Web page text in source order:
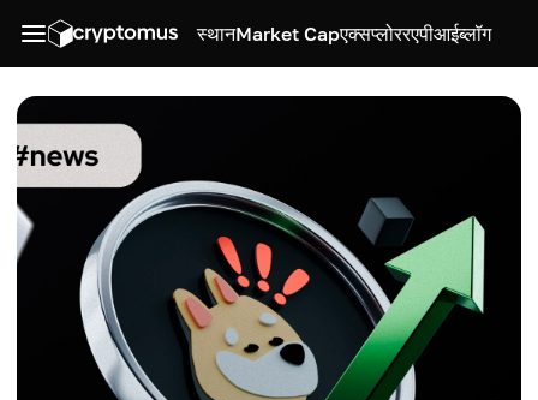
स्थानMarket Capएक्सप्लोररएपीआईब्लॉग